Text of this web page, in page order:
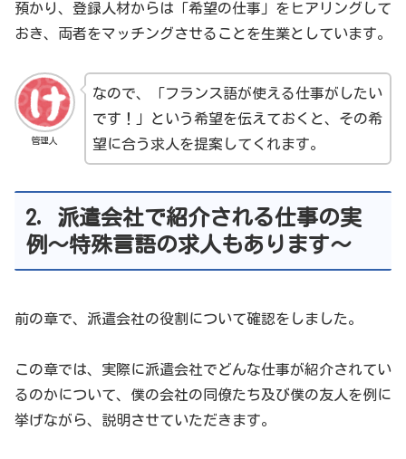
預かり、登録人材からは「希望の仕事」をヒアリングして
おき、両者をマッチングさせることを生業としています。
管理人
なので、「フランス語が使える仕事がしたい
です！」という希望を伝えておくと、その希
望に合う求人を提案してくれます。
2. 派遣会社で紹介される仕事の実
例～特殊言語の求人もあります～
前の章で、派遣会社の役割について確認をしました。
この章では、実際に派遣会社でどんな仕事が紹介されてい
るのかについて、僕の会社の同僚たち及び僕の友人を例に
挙げながら、説明させていただきます。